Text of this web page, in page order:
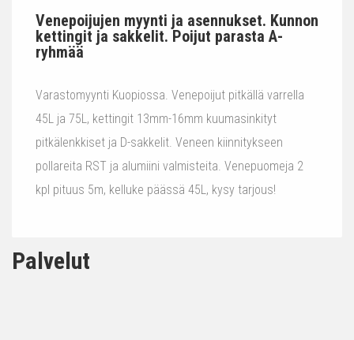
Venepoijujen myynti ja asennukset. Kunnon
kettingit ja sakkelit. Poijut parasta A-
ryhmää
Varastomyynti Kuopiossa. Venepoijut pitkällä varrella
45L ja 75L, kettingit 13mm-16mm kuumasinkityt
pitkälenkkiset ja D-sakkelit. Veneen kiinnitykseen
pollareita RST ja alumiini valmisteita. Venepuomeja 2
kpl pituus 5m, kelluke päässä 45L, kysy tarjous!
Palvelut